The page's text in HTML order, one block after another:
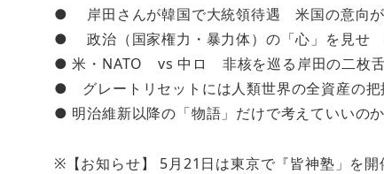
● 岸田さんが韓国で大統領待遇 米国の意向が
● 政治（国家権力・暴力体）の「心」を見せ
● 米・NATO vs 中ロ 非核を巡る岸田の二枚
● グレートリセットには人類世界の全資産の把
● 明治維新以降の「物語」だけで考えていいの
※【お知らせ】 5月21日は東京で『皆神塾」を開